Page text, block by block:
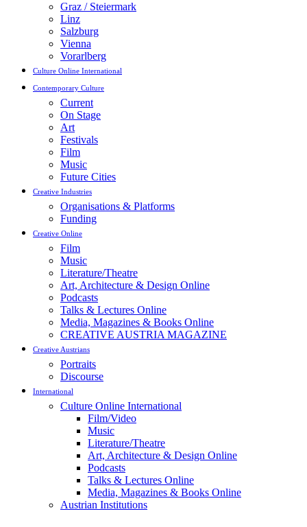
Graz / Steiermark
Linz
Salzburg
Vienna
Vorarlberg
Culture Online International
Contemporary Culture
Current
On Stage
Art
Festivals
Film
Music
Future Cities
Creative Industries
Organisations & Platforms
Funding
Creative Online
Film
Music
Literature/Theatre
Art, Architecture & Design Online
Podcasts
Talks & Lectures Online
Media, Magazines & Books Online
CREATIVE AUSTRIA MAGAZINE
Creative Austrians
Portraits
Discourse
International
Culture Online International
Film/Video
Music
Literature/Theatre
Art, Architecture & Design Online
Podcasts
Talks & Lectures Online
Media, Magazines & Books Online
Austrian Institutions